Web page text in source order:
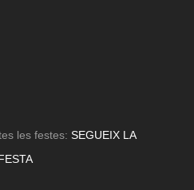
les festes: SEGUEIX LA